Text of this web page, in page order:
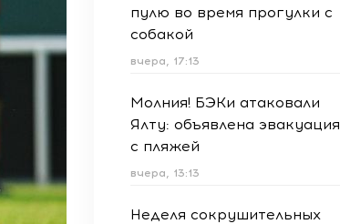
пулю во время прогулки с
собакой
вчера, 17:13
Молния! БЭКи атаковали
Ялту: объявлена эвакуация
с пляжей
вчера, 13:13
Неделя сокрушительных